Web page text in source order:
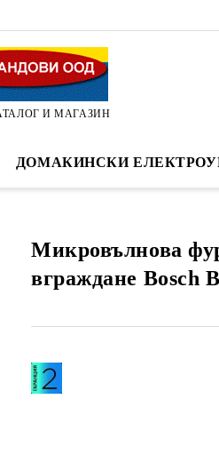
И МАГАЗИН
ДОМАКИНСКИ
Микровълнова
вграждане Bosch